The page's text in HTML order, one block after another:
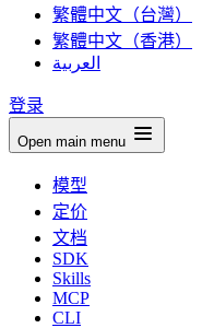
繁體中文（台灣）
繁體中文（香港）
العربية
登录
Open main menu
模型
定价
文档
SDK
Skills
MCP
CLI